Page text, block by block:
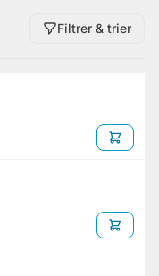
Filtrer & trier